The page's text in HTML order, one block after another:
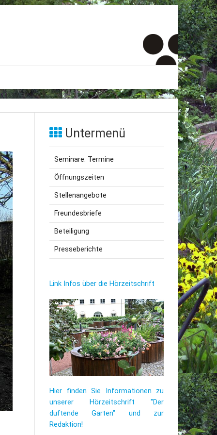
Menschen
Untermenü
Seminare. Termine
Öffnungszeiten
Stellenangebote
Freundesbriefe
Beteiligung
Presseberichte
Link Infos über die Hörzeitschrift
Hier finden Sie Informationen zu
unserer Hörzeitschrift "Der
duftende Garten" und zur
Redaktion!